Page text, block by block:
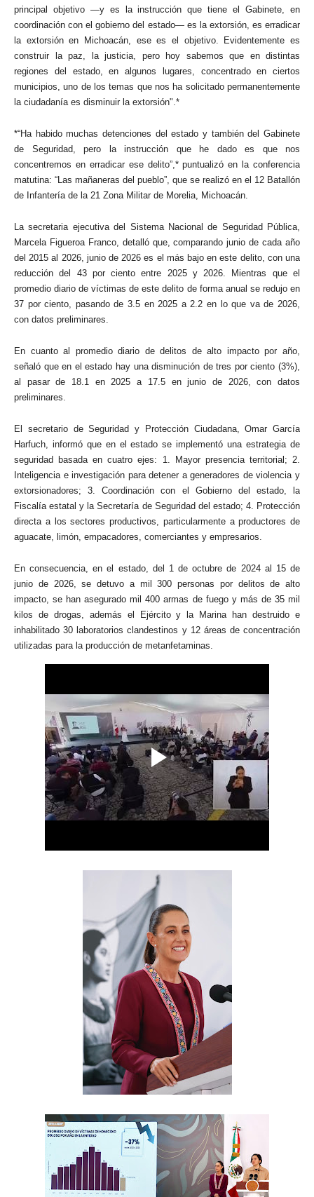
principal objetivo —y es la instrucción que tiene el Gabinete, en
coordinación con el gobierno del estado— es la extorsión, es erradicar
la extorsión en Michoacán, ese es el objetivo. Evidentemente es
construir la paz, la justicia, pero hoy sabemos que en distintas
regiones del estado, en algunos lugares, concentrado en ciertos
municipios, uno de los temas que nos ha solicitado permanentemente
la ciudadanía es disminuir la extorsión".*
*“Ha habido muchas detenciones del estado y también del Gabinete
de Seguridad, pero la instrucción que he dado es que nos
concentremos en erradicar ese delito”,* puntualizó en la conferencia
matutina: “Las mañaneras del pueblo”, que se realizó en el 12 Batallón
de Infantería de la 21 Zona Militar de Morelia, Michoacán.
La secretaria ejecutiva del Sistema Nacional de Seguridad Pública,
Marcela Figueroa Franco, detalló que, comparando junio de cada año
del 2015 al 2026, junio de 2026 es el más bajo en este delito, con una
reducción del 43 por ciento entre 2025 y 2026. Mientras que el
promedio diario de víctimas de este delito de forma anual se redujo en
37 por ciento, pasando de 3.5 en 2025 a 2.2 en lo que va de 2026,
con datos preliminares.
En cuanto al promedio diario de delitos de alto impacto por año,
señaló que en el estado hay una disminución de tres por ciento (3%),
al pasar de 18.1 en 2025 a 17.5 en junio de 2026, con datos
preliminares.
El secretario de Seguridad y Protección Ciudadana, Omar García
Harfuch, informó que en el estado se implementó una estrategia de
seguridad basada en cuatro ejes: 1. Mayor presencia territorial; 2.
Inteligencia e investigación para detener a generadores de violencia y
extorsionadores; 3. Coordinación con el Gobierno del estado, la
Fiscalía estatal y la Secretaría de Seguridad del estado; 4. Protección
directa a los sectores productivos, particularmente a productores de
aguacate, limón, empacadores, comerciantes y empresarios.
En consecuencia, en el estado, del 1 de octubre de 2024 al 15 de
junio de 2026, se detuvo a mil 300 personas por delitos de alto
impacto, se han asegurado mil 400 armas de fuego y más de 35 mil
kilos de drogas, además el Ejército y la Marina han destruido e
inhabilitado 30 laboratorios clandestinos y 12 áreas de concentración
utilizadas para la producción de metanfetaminas.